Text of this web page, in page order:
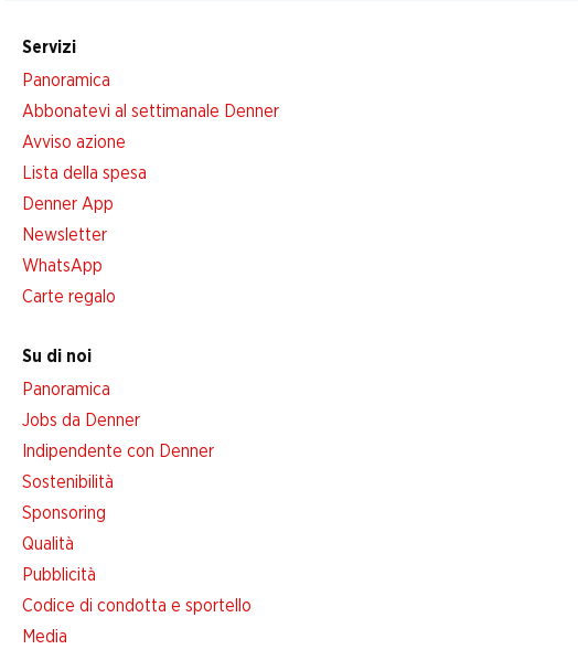
Servizi
Panoramica
Abbonatevi al settimanale Denner
Avviso azione
Lista della spesa
Denner App
Newsletter
WhatsApp
Carte regalo
Su di noi
Panoramica
Jobs da Denner
Indipendente con Denner
Sostenibilità
Sponsoring
Qualità
Pubblicità
Codice di condotta e sportello
Media